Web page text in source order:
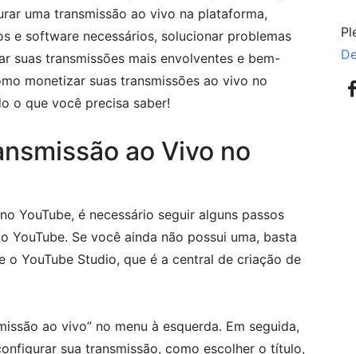
uma transmissão ao vivo na plataforma,
e software necessários, solucionar problemas
suas transmissões mais envolventes e bem-
monetizar suas transmissões ao vivo no
o que você precisa saber!
ao Vivo no
YouTube, é necessário seguir alguns passos
Se você ainda não possui uma, basta
o YouTube Studio, que é a central de criação de
ao vivo” no menu à esquerda. Em seguida,
sua transmissão, como escolher o título,